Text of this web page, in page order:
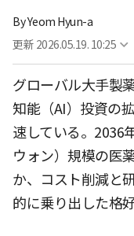
ByYeom Hyun-a
更新 2026.05.19. 10:25
グローバル大手製
知能（AI）投資の
速している。2036
ウォン）規模の医
か、コスト削減と
的に乗り出した格好